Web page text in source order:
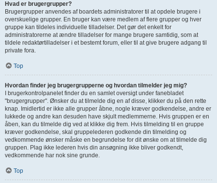
Hvad er brugergrupper?
Brugergrupper anvendes af boardets administratorer til at opdele brugere i
overskuelige grupper. En bruger kan være medlem af flere grupper og hver
gruppe kan tildeles individuelle tilladelser. Det gør det enkelt for
administratorerne at ændre tilladelser for mange brugere samtidig, som at
tildele redaktørtilladelser i et bestemt forum, eller til at give brugere adgang til
private fora.
Top
Hvordan finder jeg brugergrupperne og hvordan tilmelder jeg mig?
I brugerkontrolpanelet finder du en samlet oversigt under fanebladet
"brugergrupper". Ønsker du at tilmelde dig en af disse, klikker du på den rette
knap. Imidlertid er ikke alle grupper åbne, nogle kræver godkendelse, andre er
lukkede og andre kan desuden have skjult medlemmerne. Hvis gruppen er en
åben, kan du tilmelde dig ved at klikke dig frem. Hvis tilmelding til en gruppe
kræver godkendelse, skal gruppelederen godkende din tilmelding og
vedkommende ønsker måske en begrundelse for dit ønske om at tilmelde dig
gruppen. Plag ikke lederen hvis din ansøgning ikke bliver godkendt,
vedkommende har nok sine grunde.
Top